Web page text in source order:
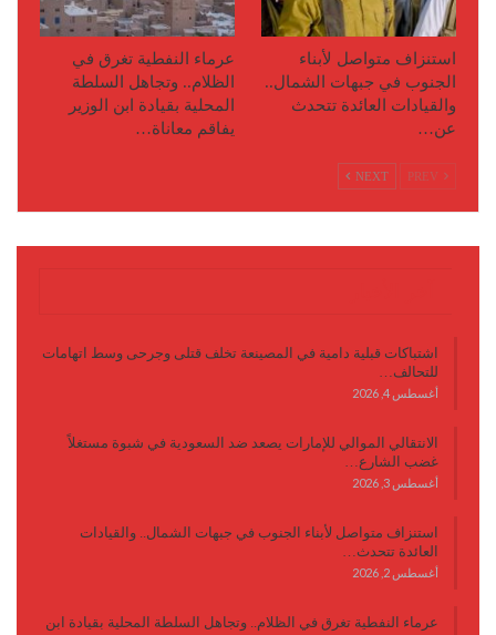
استنزاف متواصل لأبناء
الجنوب في جبهات الشمال..
والقيادات العائدة تتحدث
عن…
عرماء النفطية تغرق في
الظلام.. وتجاهل السلطة
المحلية بقيادة ابن الوزير
يفاقم معاناة…
NEXT
اشتباكات قبلية دامية في المصينعة تخلف قتلى وجرحى وسط اتهامات
للتحالف…
أغسطس 4, 2026
الانتقالي الموالي للإمارات يصعد ضد السعودية في شبوة مستغلاً
غضب الشارع…
أغسطس 3, 2026
استنزاف متواصل لأبناء الجنوب في جبهات الشمال.. والقيادات
العائدة تتحدث…
أغسطس 2, 2026
عرماء النفطية تغرق في الظلام.. وتجاهل السلطة المحلية بقيادة ابن